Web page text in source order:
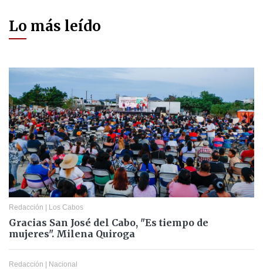
Lo más leído
Redacción | Los Cabos
Gracias San José del Cabo, "Es tiempo de
mujeres". Milena Quiroga
Redacción | Nacional